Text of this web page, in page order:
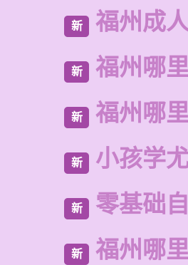
新 福州成
新 福州哪
新 福州哪
新 小孩学
新 零基础
新 福州哪